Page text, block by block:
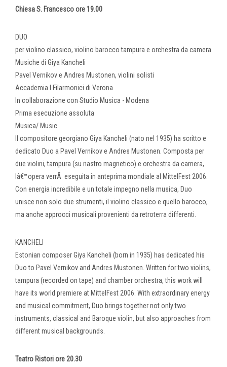
Chiesa S. Francesco ore 19.00
DUO
per violino classico, violino barocco tampura e orchestra da camera
Musiche di Giya Kancheli
Pavel Vernikov e Andres Mustonen, violini solisti
Accademia I Filarmonici di Verona
In collaborazione con Studio Musica - Modena
Prima esecuzione assoluta
Musica/ Music
Il compositore georgiano Giya Kancheli (nato nel 1935) ha scritto e
dedicato Duo a Pavel Vernikov e Andres Mustonen. Composta per
due violini, tampura (su nastro magnetico) e orchestra da camera,
lâ€™opera verrÃ eseguita in anteprima mondiale al MittelFest 2006.
Con energia incredibile e un totale impegno nella musica, Duo
unisce non solo due strumenti, il violino classico e quello barocco,
ma anche approcci musicali provenienti da retroterra differenti.
KANCHELI
Estonian composer Giya Kancheli (born in 1935) has dedicated his
Duo to Pavel Vernikov and Andres Mustonen. Written for two violins,
tampura (recorded on tape) and chamber orchestra, this work will
have its world premiere at MittelFest 2006. With extraordinary energy
and musical commitment, Duo brings together not only two
instruments, classical and Baroque violin, but also approaches from
different musical backgrounds.
Teatro Ristori ore 20.30